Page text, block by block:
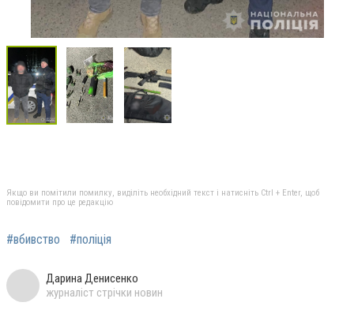
Якщо ви помітили помилку, виділіть необхідний текст і натисніть Ctrl + Enter, щоб
повідомити про це редакцію
#вбивство #поліція
Дарина Денисенко
журналіст стрічки новин